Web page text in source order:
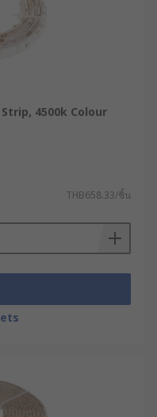
4500k Colour
THB658.33/ชิ้น